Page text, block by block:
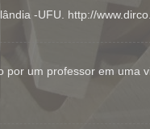
-UFU. http://
por um professor em uma